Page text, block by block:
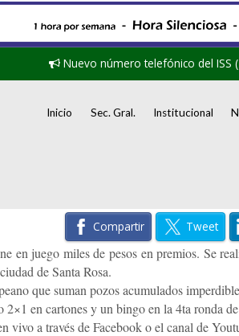
Nuevo número telefónico del ISS
Inicio Sec. Gral. Institucional
Compartir Tweet
en juego miles de pesos en premios. Se
de Santa Rosa.
que suman pozos acumulados
en cartones y un bingo en la 4ta ronda
vivo a través de Facebook o el canal de